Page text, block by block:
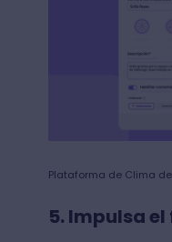
Plataforma de Clima
5. Impulsa